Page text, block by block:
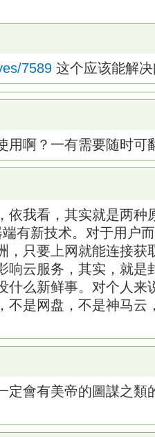
7589 这个应该能解
用啊？一有需要随时可
依我看，其实就是两种
有新技术。对于用户
，只要上网就能连接获
响云服务，其实，就是
什么新鲜事。对个人来
不是网盘，不是神马云
定會有美帝的圖謀之類